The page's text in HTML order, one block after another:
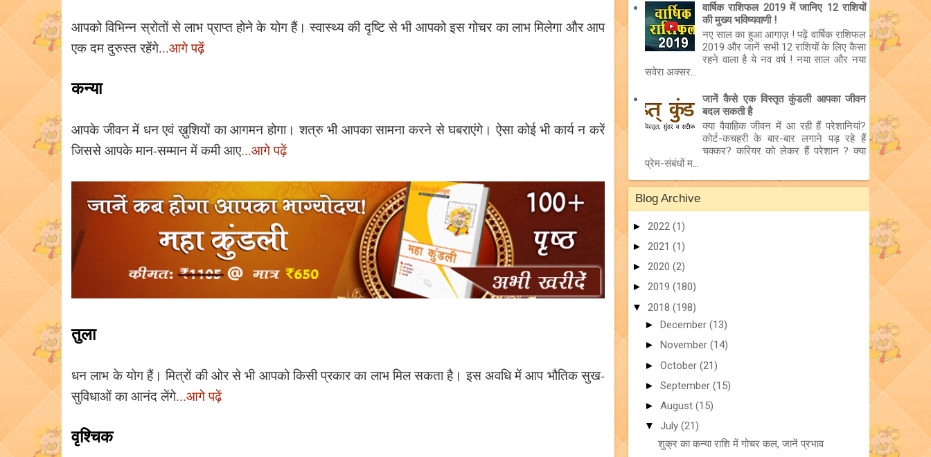
आपको विभिन्न स्रोतों से लाभ प्राप्त होने के योग हैं। स्वास्थ्य की दृष्टि से भी आपको इस गोचर का लाभ मिलेगा और आप
एक दम दुरुस्त रहेंगे...आगे पढ़ें
कन्या
आपके जीवन में धन एवं ख़ुशियों का आगमन होगा। शत्रु भी आपका सामना करने से घबराएंगे। ऐसा कोई भी कार्य न करें
जिससे आपके मान-सम्मान में कमी आए...आगे पढ़ें
तुला
धन लाभ के योग हैं। मित्रों की ओर से भी आपको किसी प्रकार का लाभ मिल सकता है। इस अवधि में आप भौतिक सुख-
सुविधाओं का आनंद लेंगे...आगे पढ़ें
वृश्चिक
वार्षिक राशिफल 2019 में जानिए 12 राशियों
की मुख्य भविष्यवाणी !
नए साल का हुआ आगाज़ ! पढ़ें वार्षिक राशिफल
2019 और जानें सभी 12 राशियों के लिए कैसा
रहने वाला है ये नव वर्ष ! नया साल और नया
सवेरा अक्सर...
जानें कैसे एक विस्तृत कुंडली आपका जीवन
बदल सकती है
क्या वैवाहिक जीवन में आ रही हैं परेशानियां?
कोर्ट-कचहरी के बार-बार लगाने पड़ रहे हैं
चक्कर? करियर को लेकर हैं परेशान ? क्या
प्रेम-संबंधों म...
Blog Archive
► 2022 (1)
► 2021 (1)
► 2020 (2)
► 2019 (180)
▼ 2018 (198)
► December (13)
► November (14)
► October (21)
► September (15)
► August (15)
▼ July (21)
शुक्र का कन्या राशि में गोचर कल, जानें प्रभाव